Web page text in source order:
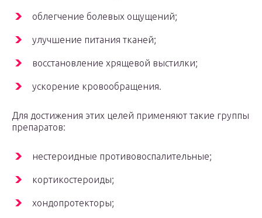
облегчение болевых ощущений;
улучшение питания тканей;
восстановление хрящевой выстилки;
ускорение кровообращения.
Для достижения этих целей применяют такие группы
препаратов:
нестероидные противовоспалительные;
кортикостероиды;
хондопротекторы;